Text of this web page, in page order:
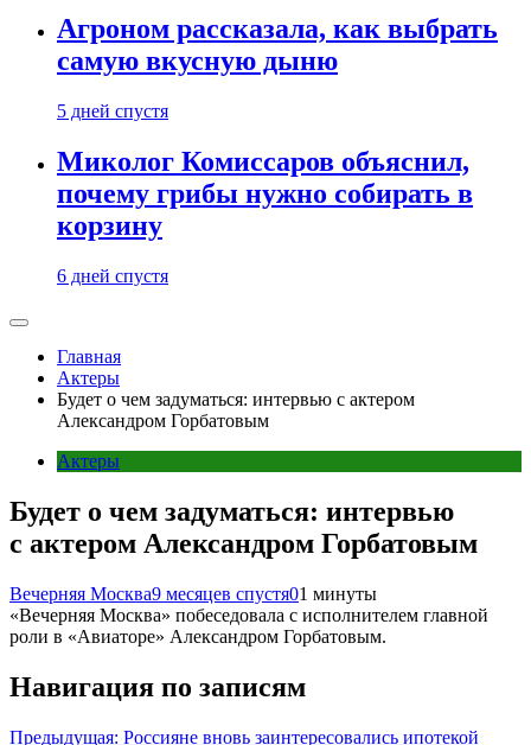
Агроном рассказала, как выбрать
самую вкусную дыню
5 дней спустя
Миколог Комиссаров объяснил,
почему грибы нужно собирать в
корзину
6 дней спустя
Главная
Актеры
Будет о чем задуматься: интервью с актером
Александром Горбатовым
Актеры
Будет о чем задуматься: интервью
с актером Александром Горбатовым
Вечерняя Москва9 месяцев спустя01 минуты
«Вечерняя Москва» побеседовала с исполнителем главной
роли в «Авиаторе» Александром Горбатовым.
Навигация по записям
Предыдущая: Россияне вновь заинтересовались ипотекой